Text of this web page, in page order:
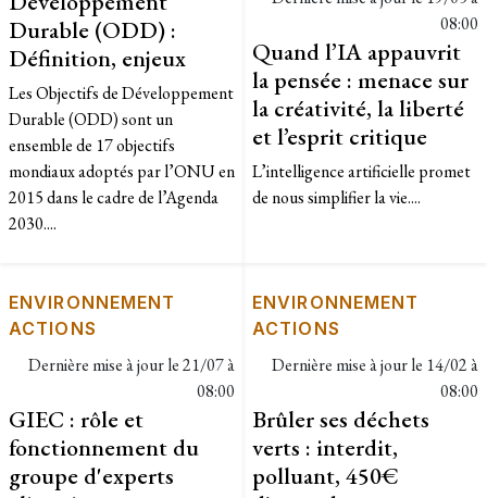
Durable (ODD) :
Définition, enjeux
Les Objectifs de Développement
Durable (ODD) sont un
ensemble de 17 objectifs
mondiaux adoptés par l’ONU en
2015 dans le cadre de l’Agenda
2030....
08:00
Quand l’IA appauvrit
la pensée : menace sur
la créativité, la liberté
et l’esprit critique
L’intelligence artificielle promet
de nous simplifier la vie....
ENVIRONNEMENT
ACTIONS
Dernière mise à jour le21/07 à
08:00
GIEC : rôle et
fonctionnement du
groupe d'experts
ENVIRONNEMENT
ACTIONS
Dernière mise à jour le 14/02 à
08:00
Brûler ses déchets
verts : interdit,
polluant, 450€